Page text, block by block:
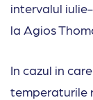
intervalul
la Agios
In cazul in
temperaturile